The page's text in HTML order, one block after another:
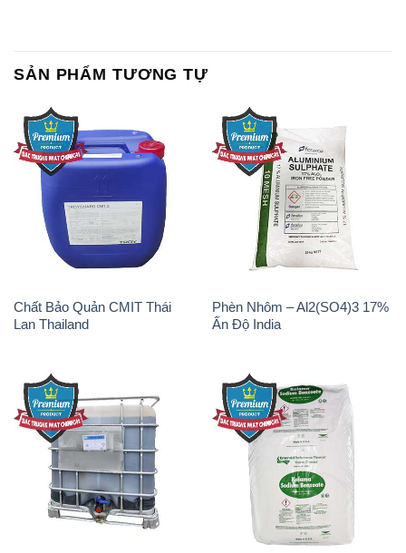
SẢN PHẨM TƯƠNG TỰ
Chất Bảo Quản CMIT Thái
Lan Thailand
Phèn Nhôm – Al2(SO4)3 17%
Ấn Độ India